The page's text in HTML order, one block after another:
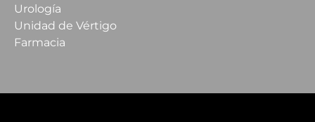
Urología
Unidad de Vértigo
Farmacia